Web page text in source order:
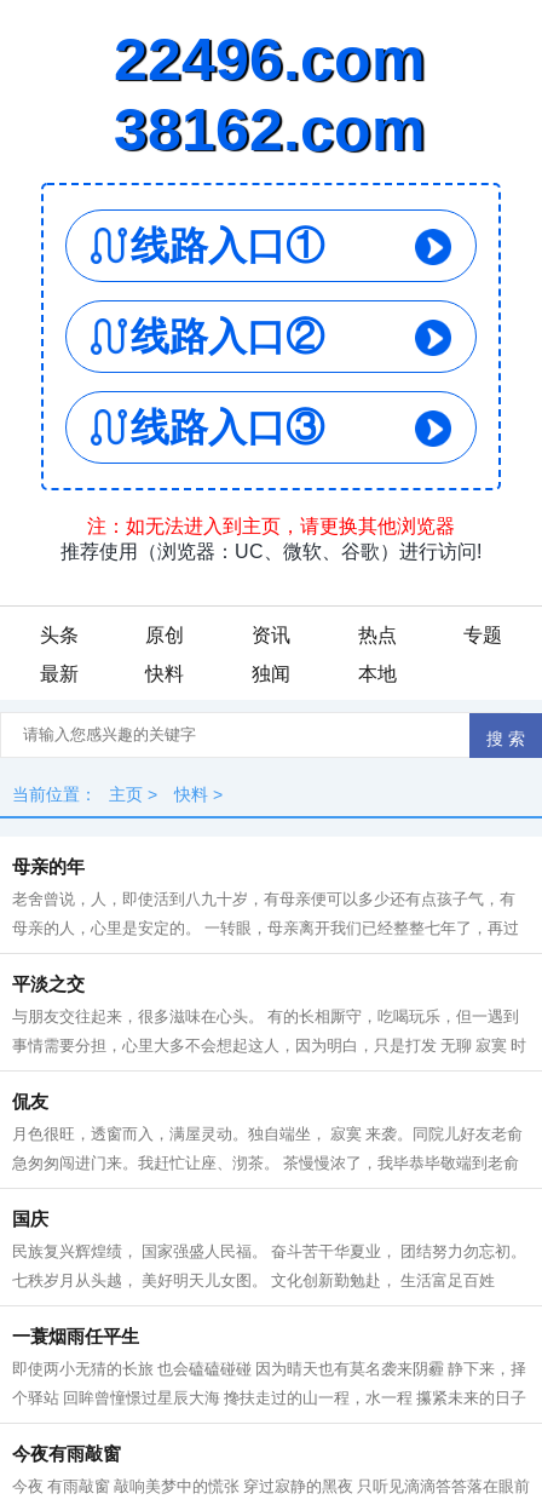
头条 原创 资讯 热点
专题
最新
快料 独闻 本地
当前位置： 主页 > 快料 >
母亲的年
老舍曾说，人，即使活到八九十岁，有母亲便可以多少还有点孩子气，有
母亲的人，心里是安定的。 一转眼，母亲离开我们已经整整七年了，再过
一个多月就是2022年的春节了，我更加...
平淡之交
与朋友交往起来，很多滋味在心头。 有的长相厮守，吃喝玩乐，但一遇到
事情需要分担，心里大多不会想起这人，因为明白，只是打发 无聊 寂寞 时
光的玩伴而已。有的不常见面，但逢...
侃友
月色很旺，透窗而入，满屋灵动。独自端坐， 寂寞 来袭。同院儿好友老俞
急匆匆闯进门来。我赶忙让座、沏茶。 茶慢慢浓了，我毕恭毕敬端到老俞
手上。老俞象往常一样，边谢坐边儒...
国庆
民族复兴辉煌绩， 国家强盛人民福。 奋斗苦干华夏业， 团结努力勿忘初。
七秩岁月从头越， 美好明天儿女图。 文化创新勤勉赴， 生活富足百姓
途。...
一蓑烟雨任平生
即使两小无猜的长旅 也会磕磕碰碰 因为晴天也有莫名袭来阴霾 静下来，择
个驿站 回眸曾憧憬过星辰大海 搀扶走过的山一程，水一程 攥紧未来的日子
把彼此交给时间 交给阳光 交给爱...
今夜有雨敲窗
今夜 有雨敲窗 敲响美梦中的慌张 穿过寂静的黑夜 只听见滴滴答答落在眼前